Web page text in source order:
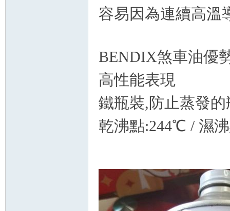
容易因為連續高溫
BENDIX煞車油優
高性能表現
鐵瓶裝,防止蒸發
乾沸點:244℃ / 濕